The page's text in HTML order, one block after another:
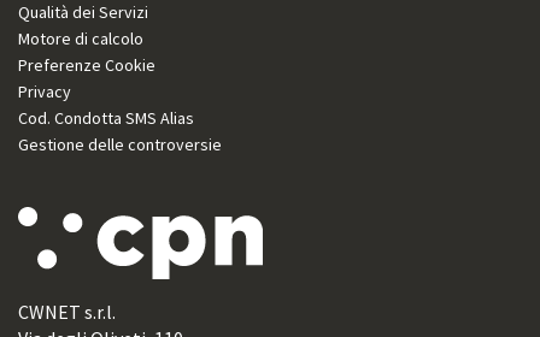
Qualità dei Servizi
Motore di calcolo
Preferenze Cookie
Privacy
Cod. Condotta SMS Alias
Gestione delle controversie
CWNET s.r.l.